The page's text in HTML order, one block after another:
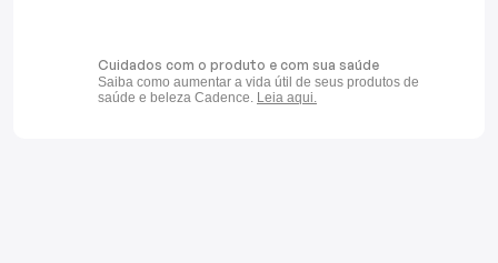
Cuidados com o produto e com sua saúde
Saiba como aumentar a vida útil de seus produtos de
saúde e beleza Cadence. Leia aqui.